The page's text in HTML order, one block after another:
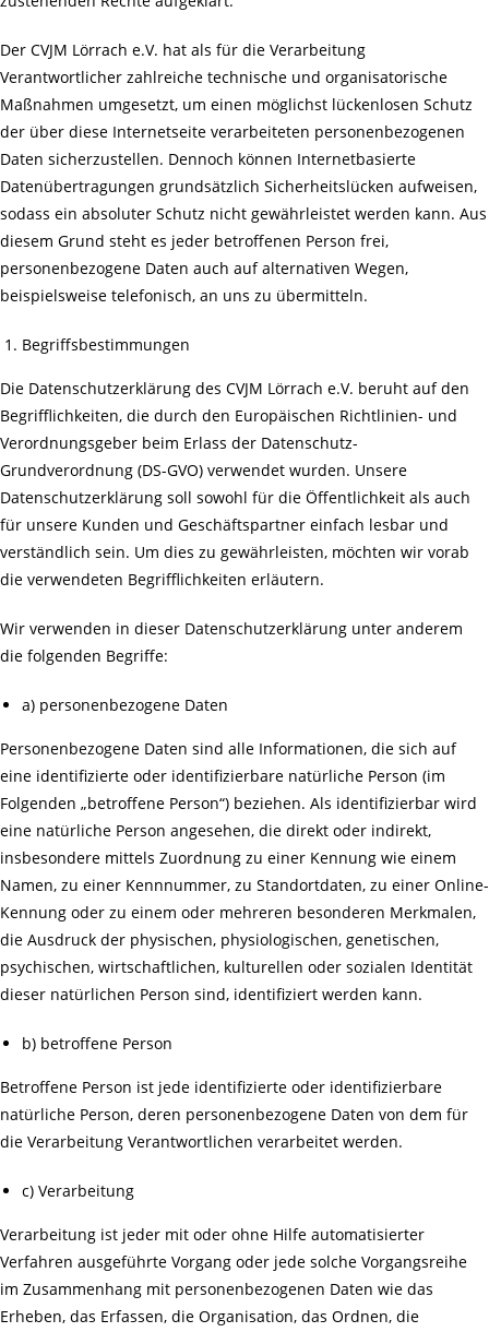
Der CVJM Lörrach e.V. hat als für die Verarbeitung
Verantwortlicher zahlreiche technische und organisatorische
Maßnahmen umgesetzt, um einen möglichst lückenlosen Schutz
der über diese Internetseite verarbeiteten personenbezogenen
Daten sicherzustellen. Dennoch können Internetbasierte
Datenübertragungen grundsätzlich Sicherheitslücken aufweisen,
sodass ein absoluter Schutz nicht gewährleistet werden kann. Aus
diesem Grund steht es jeder betroffenen Person frei,
personenbezogene Daten auch auf alternativen Wegen,
beispielsweise telefonisch, an uns zu übermitteln.
Begriffsbestimmungen
Die Datenschutzerklärung des CVJM Lörrach e.V. beruht auf den
Begrifflichkeiten, die durch den Europäischen Richtlinien- und
Verordnungsgeber beim Erlass der Datenschutz-
Grundverordnung (DS-GVO) verwendet wurden. Unsere
Datenschutzerklärung soll sowohl für die Öffentlichkeit als auch
für unsere Kunden und Geschäftspartner einfach lesbar und
verständlich sein. Um dies zu gewährleisten, möchten wir vorab
die verwendeten Begrifflichkeiten erläutern.
Wir verwenden in dieser Datenschutzerklärung unter anderem
die folgenden Begriffe:
a) personenbezogene Daten
Personenbezogene Daten sind alle Informationen, die sich auf
eine identifizierte oder identifizierbare natürliche Person (im
Folgenden „betroffene Person“) beziehen. Als identifizierbar wird
eine natürliche Person angesehen, die direkt oder indirekt,
insbesondere mittels Zuordnung zu einer Kennung wie einem
Namen, zu einer Kennnummer, zu Standortdaten, zu einer Online-
Kennung oder zu einem oder mehreren besonderen Merkmalen,
die Ausdruck der physischen, physiologischen, genetischen,
psychischen, wirtschaftlichen, kulturellen oder sozialen Identität
dieser natürlichen Person sind, identifiziert werden kann.
b) betroffene Person
Betroffene Person ist jede identifizierte oder identifizierbare
natürliche Person, deren personenbezogene Daten von dem für
die Verarbeitung Verantwortlichen verarbeitet werden.
c) Verarbeitung
Verarbeitung ist jeder mit oder ohne Hilfe automatisierter
Verfahren ausgeführte Vorgang oder jede solche Vorgangsreihe
im Zusammenhang mit personenbezogenen Daten wie das
Erheben, das Erfassen, die Organisation, das Ordnen, die